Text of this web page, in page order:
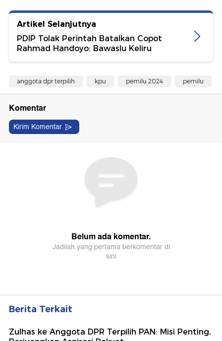
Artikel Selanjutnya
PDIP Tolak Perintah Batalkan Copot
Rahmad Handoyo: Bawaslu Keliru
anggota dpr terpilih kpu pemilu 2024 pemilu
Berita Terkait
Zulhas ke Anggota DPR Terpilih PAN: Misi Penting,